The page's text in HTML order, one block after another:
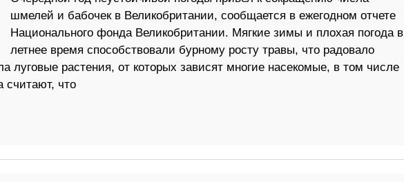
шмелей и бабочек в Великобритании, сообщается в ежегодном отчете
Национального фонда Великобритании. Мягкие зимы и плохая погода в
летнее время способствовали бурному росту травы, что радовало
луговые растения, от которых зависят многие насекомые, в том числе
считают, что